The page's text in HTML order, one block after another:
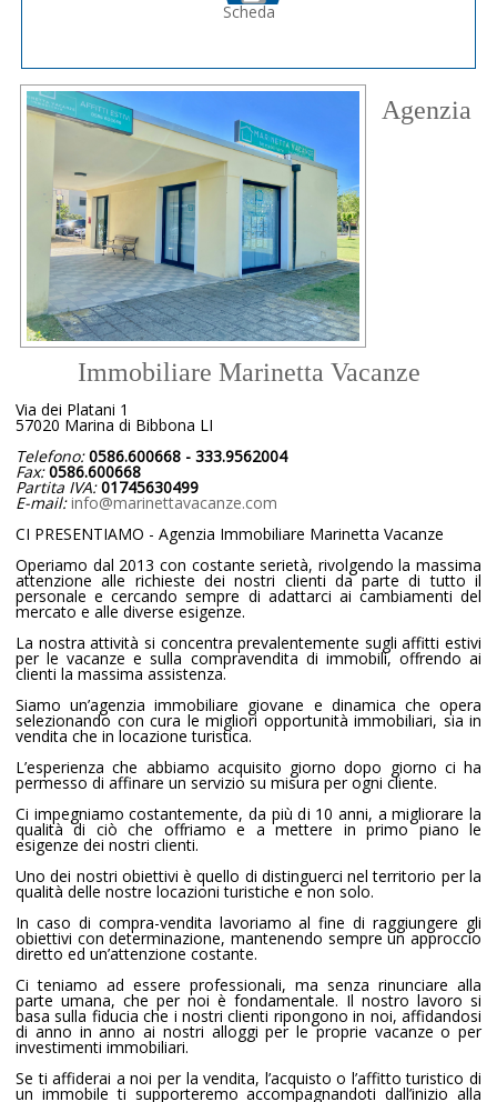
Scheda
Agenzia
Immobiliare Marinetta Vacanze
Via dei Platani 1
57020 Marina di Bibbona LI
Telefono:0586.600668 - 333.9562004
Fax:0586.600668
Partita IVA:01745630499
E-mail:info@marinettavacanze.com
CI PRESENTIAMO - Agenzia Immobiliare Marinetta Vacanze
Operiamo dal 2013 con costante serietà, rivolgendo la massima
attenzione alle richieste dei nostri clienti da parte di tutto il
personale e cercando sempre di adattarci ai cambiamenti del
mercato e alle diverse esigenze.
La nostra attività si concentra prevalentemente sugli affitti estivi
per le vacanze e sulla compravendita di immobili, offrendo ai
clienti la massima assistenza.
Siamo un’agenzia immobiliare giovane e dinamica che opera
selezionando con cura le migliori opportunità immobiliari, sia in
vendita che in locazione turistica.
L’esperienza che abbiamo acquisito giorno dopo giorno ci ha
permesso di affinare un servizio su misura per ogni cliente.
Ci impegniamo costantemente, da più di 10 anni, a migliorare la
qualità di ciò che offriamo e a mettere in primo piano le
esigenze dei nostri clienti.
Uno dei nostri obiettivi è quello di distinguerci nel territorio per la
qualità delle nostre locazioni turistiche e non solo.
In caso di compra-vendita lavoriamo al fine di raggiungere gli
obiettivi con determinazione, mantenendo sempre un approccio
diretto ed un’attenzione costante.
Ci teniamo ad essere professionali, ma senza rinunciare alla
parte umana, che per noi è fondamentale. Il nostro lavoro si
basa sulla fiducia che i nostri clienti ripongono in noi, affidandosi
di anno in anno ai nostri alloggi per le proprie vacanze o per
investimenti immobiliari.
Se ti affiderai a noi per la vendita, l’acquisto o l’affitto turistico di
un immobile ti supporteremo accompagnandoti dall’inizio alla